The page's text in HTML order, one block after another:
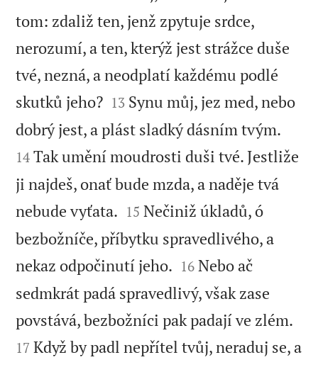
tom: zdaliž ten, jenž zpytuje srdce,
nerozumí, a ten, kterýž jest strážce duše
tvé, nezná, a neodplatí každému podlé
skutků jeho?
13 Synu můj, jez med, nebo
dobrý jest, a plást sladký dásním tvým.
14 Tak umění moudrosti duši tvé. Jestliže
ji najdeš, onať bude mzda, a naděje tvá
nebude vyťata. 

15 Nečiniž úkladů, ó
bezbožníče, příbytku spravedlivého, a
nekaz odpočinutí jeho. 

16 Nebo ač
sedmkrát padá spravedlivý, však zase
povstává, bezbožníci pak padají ve zlém.
17 Když by padl nepřítel tvůj, neraduj se, a